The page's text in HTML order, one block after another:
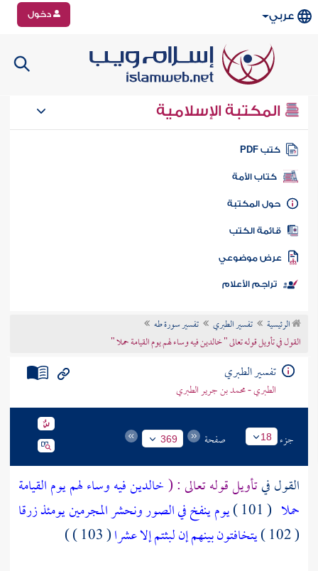
عربي دخول
المكتبة الإسلامية
كتب PDF
كتاب الأمة
المكتبة
الكتب
موضوعي
تراجم الأعلام
الرئيسية تفسير الطبري
تفسير سورة طه
القول في تأويل قوله تعالى " خالدين فيه وساء لهم يوم القيامة حملا "
تفسير الطبري
الطبري - محمد بن جرير الطبري
جزء 18 صفحة 369
القول فيتأويل قوله تعالى : (خالدين فيه وساء لهم يوم القيامة
حملا ( 101 )
يوم ينفخ في الصور ونحشر المجرمين يومئذ زرقا
( 102 )
يتخافتون بينهم إن لبثتم إلا عشرا( 103 ) )